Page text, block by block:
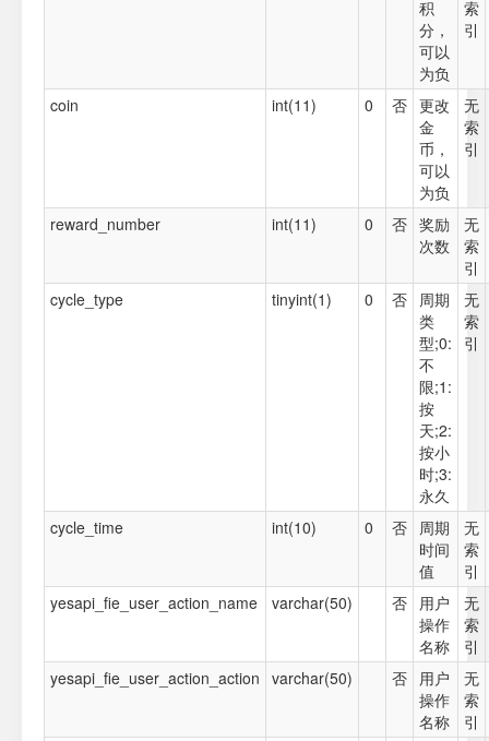
积
分，
可以
为负
索
引
coin int(11) 0 否 更改
金
币，
可以
为负
无
索
引
reward_number int(11) 0 否 奖励
次数
无
索
引
cycle_type
tinyint(1) 0 否 周期
类
型;0:
不
限;1:
按
天;2:
按小
时;3:
永久
无
索
引
cycle_time int(10) 0 否 周期
时间
值
无
索
引
yesapi_fie_user_action_name
varchar(50) 否 用户
操作
名称
无
索
引
yesapi_fie_user_action_action varchar(50) 否 用户
操作
名称
无
索
引